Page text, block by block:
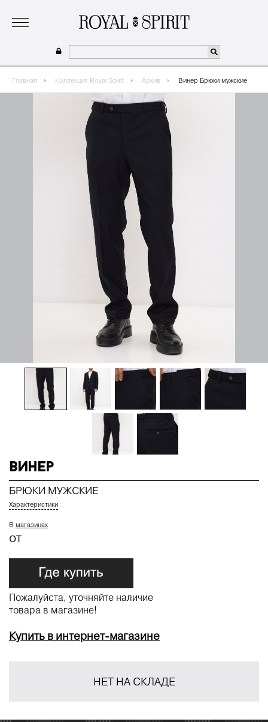
сотрудничество где купить
Главная Коллекция Royal Spirit Архив Винер Брюки мужские
Винер
БРЮКИ МУЖСКИЕ
Характеристики
В магазинах
от
Пожалуйста, уточняйте наличие
товара в магазине!
Купить в интернет-магазине
НЕТ НА СКЛАДЕ